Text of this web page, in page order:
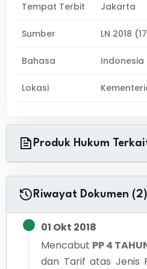
Tempat Terbit Jakarta
Sumber LN 2018
Bahasa Indonesia
Lokasi
Produk Hukum
Riwayat Dokumen (2)
01 Okt 2018
Mencabut PP 4
dan Tarif atas Jenis